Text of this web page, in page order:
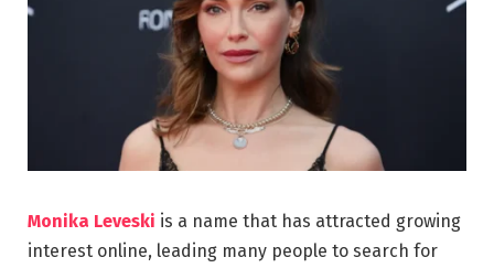
Monika Leveski is a name that has attracted growing
interest online, leading many people to search for